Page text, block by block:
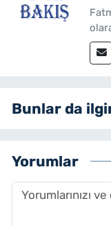
Bunlar da
Yorumlar